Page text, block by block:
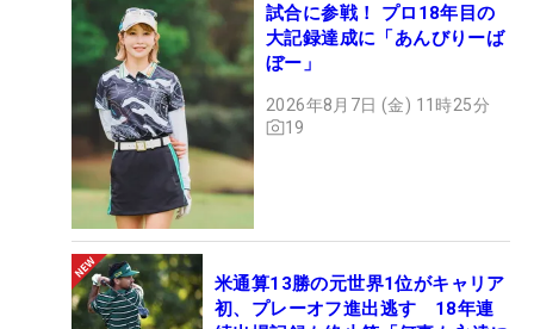
試合に参戦！ プロ18年目の
大記録達成に「あんびりーば
ぼー」
2026年8月7日 (金) 11時25分
19
米通算13勝の元世界1位がキャリア
初、プレーオフ進出逃す 18年連